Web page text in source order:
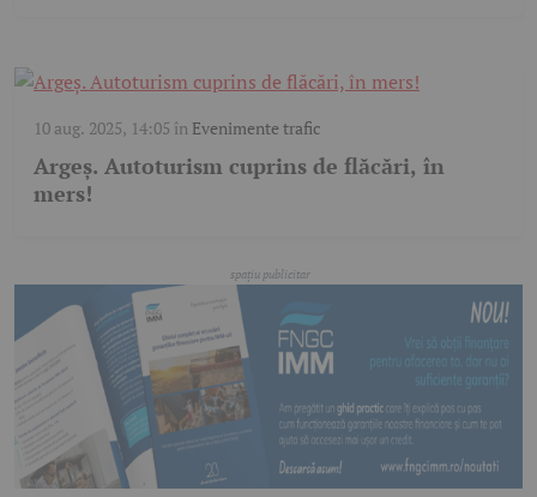
10 aug. 2025, 14:05 în Evenimente trafic
Argeș. Autoturism cuprins de flăcări, în
mers!